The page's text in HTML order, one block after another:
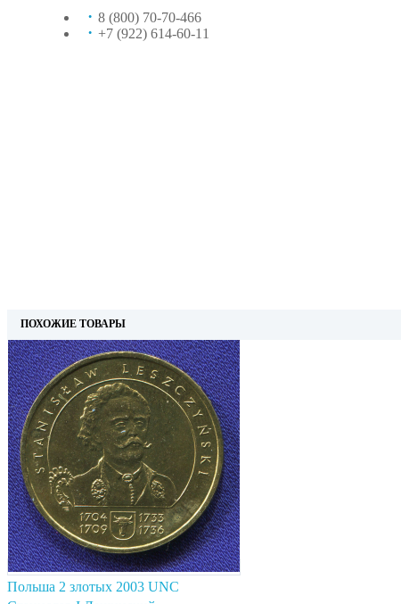
8 (800) 70-70-466
+7 (922) 614-60-11
ПОХОЖИЕ ТОВАРЫ
Польша 2 злотых 2003 UNC